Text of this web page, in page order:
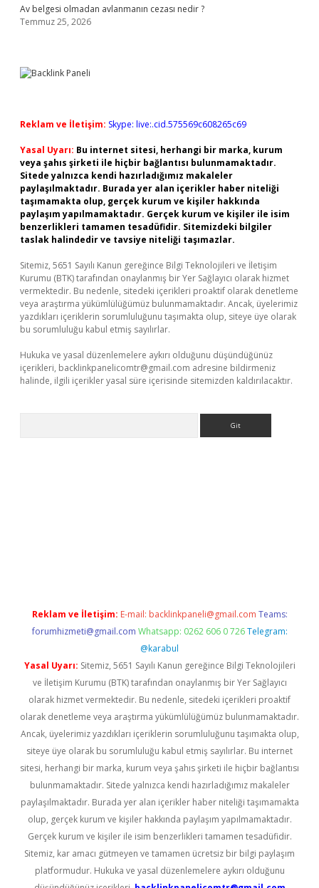
Av belgesi olmadan avlanmanın cezası nedir ?
Temmuz 25, 2026
Reklam ve İletişim: Skype: live:.cid.575569c608265c69
Yasal Uyarı: Bu internet sitesi, herhangi bir marka, kurum
veya şahıs şirketi ile hiçbir bağlantısı bulunmamaktadır.
Sitede yalnızca kendi hazırladığımız makaleler
paylaşılmaktadır. Burada yer alan içerikler haber niteliği
taşımamakta olup, gerçek kurum ve kişiler hakkında
paylaşım yapılmamaktadır. Gerçek kurum ve kişiler ile isim
benzerlikleri tamamen tesadüfidir. Sitemizdeki bilgiler
taslak halindedir ve tavsiye niteliği taşımazlar.
Sitemiz, 5651 Sayılı Kanun gereğince Bilgi Teknolojileri ve İletişim
Kurumu (BTK) tarafından onaylanmış bir Yer Sağlayıcı olarak hizmet
vermektedir. Bu nedenle, sitedeki içerikleri proaktif olarak denetleme
veya araştırma yükümlülüğümüz bulunmamaktadır. Ancak, üyelerimiz
yazdıkları içeriklerin sorumluluğunu taşımakta olup, siteye üye olarak
bu sorumluluğu kabul etmiş sayılırlar.
Hukuka ve yasal düzenlemelere aykırı olduğunu düşündüğünüz
içerikleri, backlinkpanelicomtr@gmail.com adresine bildirmeniz
halinde, ilgili içerikler yasal süre içerisinde sitemizden kaldırılacaktır.
Reklam ve İletişim: E-mail: backlinkpaneli@gmail.com Teams:
forumhizmeti@gmail.com Whatsapp: 0262 606 0 726 Telegram:
@karabul
Yasal Uyarı: Sitemiz, 5651 Sayılı Kanun gereğince Bilgi Teknolojileri
ve İletişim Kurumu (BTK) tarafından onaylanmış bir Yer Sağlayıcı
olarak hizmet vermektedir. Bu nedenle, sitedeki içerikleri proaktif
olarak denetleme veya araştırma yükümlülüğümüz bulunmamaktadır.
Ancak, üyelerimiz yazdıkları içeriklerin sorumluluğunu taşımakta olup,
siteye üye olarak bu sorumluluğu kabul etmiş sayılırlar. Bu internet
sitesi, herhangi bir marka, kurum veya şahıs şirketi ile hiçbir bağlantısı
bulunmamaktadır. Sitede yalnızca kendi hazırladığımız makaleler
paylaşılmaktadır. Burada yer alan içerikler haber niteliği taşımamakta
olup, gerçek kurum ve kişiler hakkında paylaşım yapılmamaktadır.
Gerçek kurum ve kişiler ile isim benzerlikleri tamamen tesadüfidir.
Sitemiz, kar amacı gütmeyen ve tamamen ücretsiz bir bilgi paylaşım
platformudur. Hukuka ve yasal düzenlemelere aykırı olduğunu